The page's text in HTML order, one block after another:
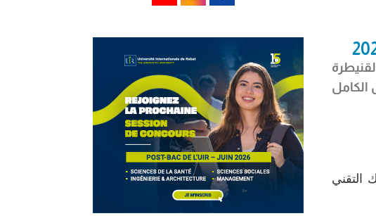
الكامل
التقني